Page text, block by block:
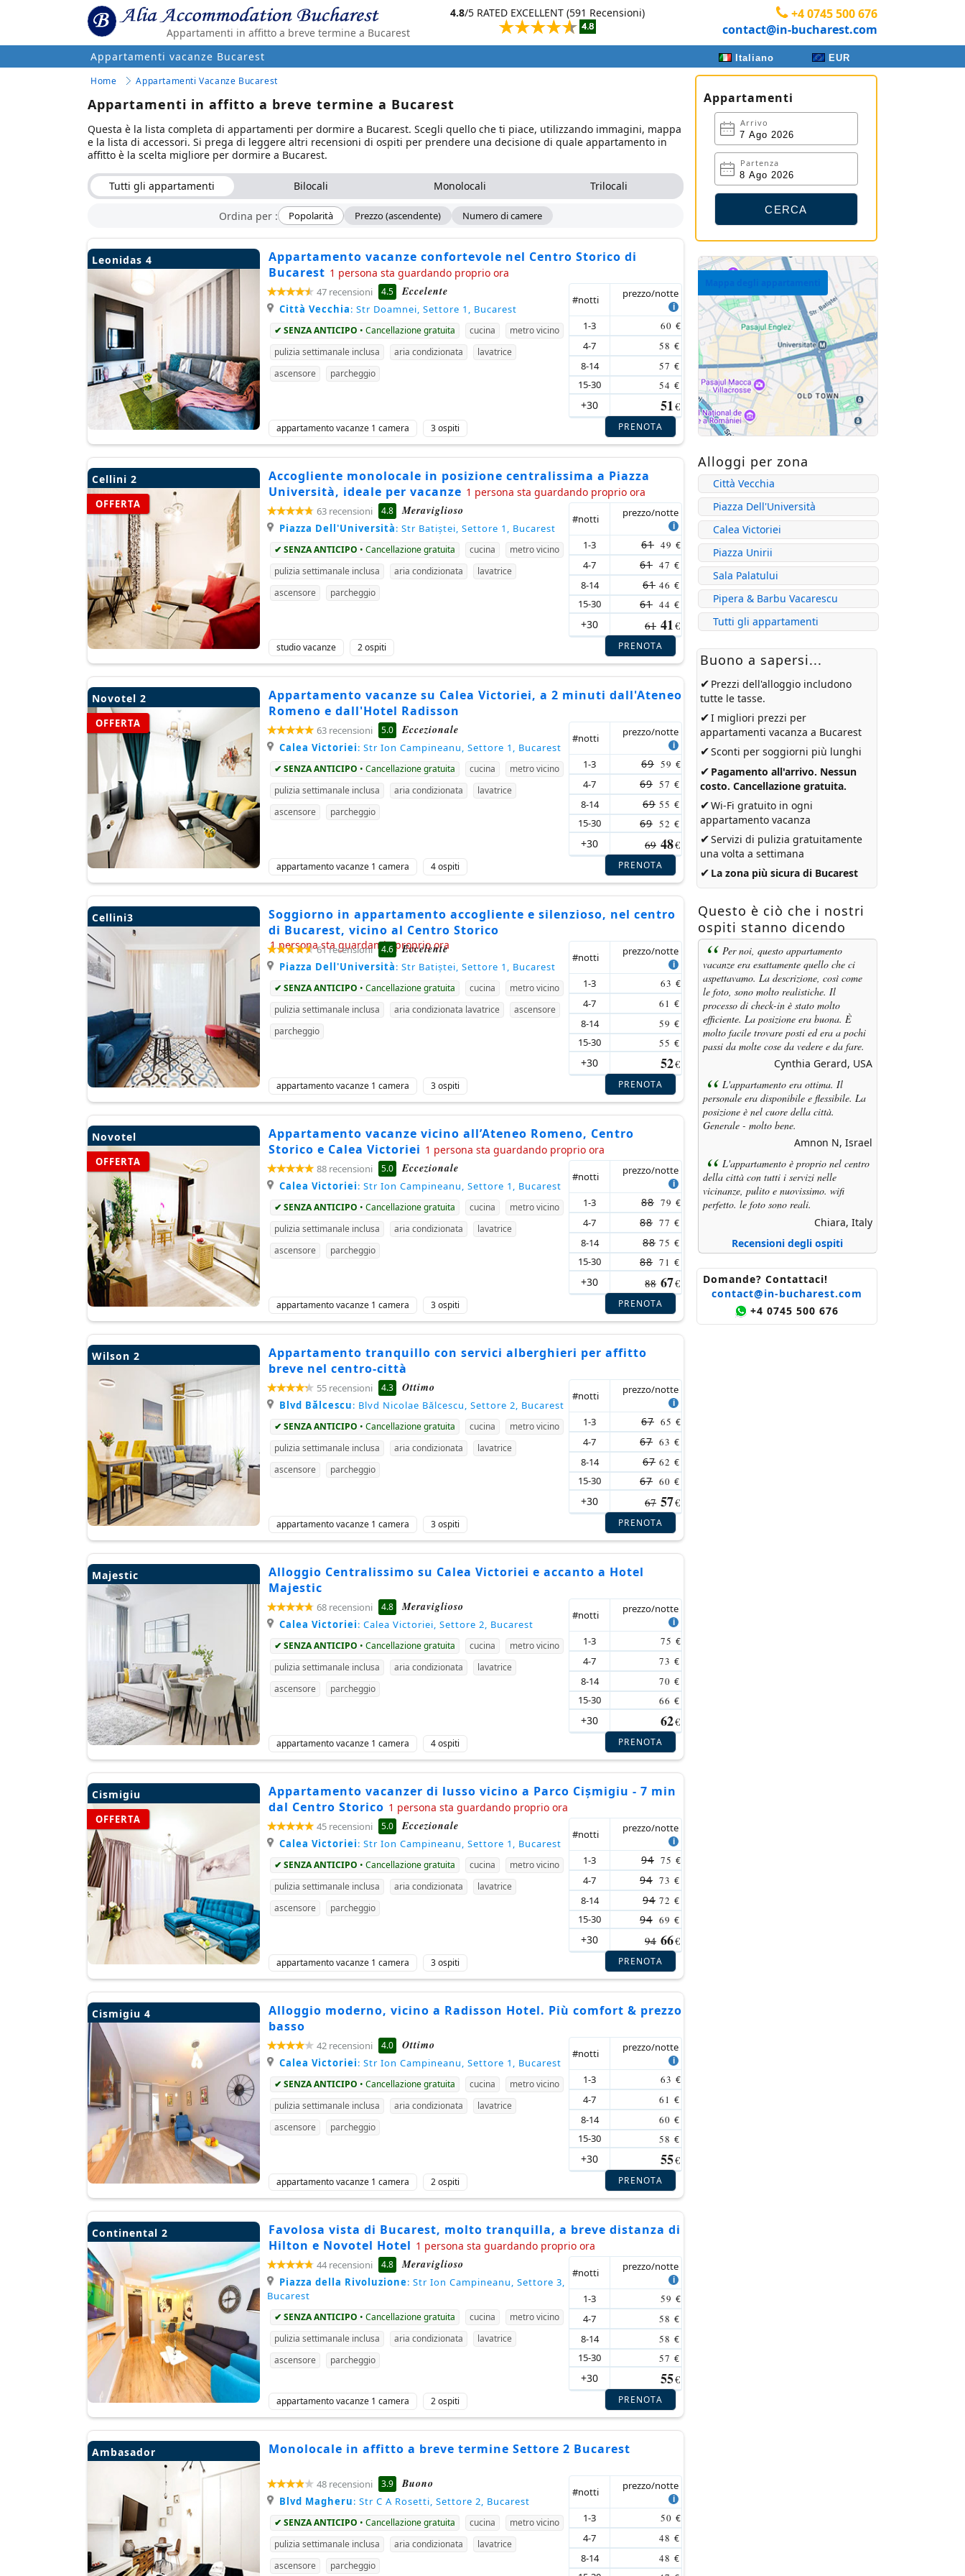
Appartamenti in affitto a breve termine a Bucarest
4.8/5 RATED EXCELLENT (591 Recensioni)
+4 0745 500 676
contact@in-bucharest.com
Appartamenti vacanze Bucarest Italiano EUR
Home Appartamenti Vacanze Bucarest
Appartamenti in affitto a breve termine a Bucarest
Questa è la lista completa di appartamenti per dormire a Bucarest. Scegli quello che ti piace, utilizzando immagini, mappa
e la lista di accessori. Si prega di leggere altri recensioni di ospiti per prendere una decisione di quale appartamento in
affitto è la scelta migliore per dormire a Bucarest.
Tutti gli appartamenti Bilocali Monolocali Trilocali
Ordina per : Popolarità Prezzo (ascendente) Numero di camere
Leonidas 4
Appartamento vacanze confortevole nel Centro Storico di
Bucarest 1 persona sta guardando proprio ora
47 recensioni 4.5 Eccelente
Città Vecchia: Str Doamnei, Settore 1, Bucarest
✔ SENZA ANTICIPO • Cancellazione gratuita cucina
metro vicino
pulizia settimanale inclusa
aria condizionata
lavatrice
ascensore
parcheggio
#notti prezzo/notte
1-3 60 €
4-7 58 €
8-14 57 €
15-30 54 €
+30 51€
appartamento vacanze 1 camera 3 ospiti PRENOTA
Cellini 2
OFFERTA
Accogliente monolocale in posizione centralissima a Piazza
Università, ideale per vacanze 1 persona sta guardando proprio ora
63 recensioni 4.8 Meraviglioso
Piazza Dell'Università: Str Batiștei, Settore 1, Bucarest
✔ SENZA ANTICIPO • Cancellazione gratuita cucina
metro vicino
pulizia settimanale inclusa
aria condizionata
lavatrice
ascensore
parcheggio
#notti prezzo/notte
1-3 61 49 €
4-7 61 47 €
8-14 61 46 €
15-30 61 44 €
+30 61 41€
studio vacanze 2 ospiti PRENOTA
Novotel 2
OFFERTA
Appartamento vacanze su Calea Victoriei, a 2 minuti dall'Ateneo
Romeno e dall'Hotel Radisson
63 recensioni 5.0 Eccezionale
Calea Victoriei: Str Ion Campineanu, Settore 1, Bucarest
✔ SENZA ANTICIPO • Cancellazione gratuita cucina
metro vicino
pulizia settimanale inclusa
aria condizionata
lavatrice
ascensore
parcheggio
#notti prezzo/notte
1-3 69 59 €
4-7 69 57 €
8-14 69 55 €
15-30 69 52 €
+30 69 48€
appartamento vacanze 1 camera 4 ospiti PRENOTA
Cellini3
Soggiorno in appartamento accogliente e silenzioso, nel centro
di Bucarest, vicino al Centro Storico
1 persona sta guardando proprio ora
61 recensioni 4.6 Eccelente
Piazza Dell'Università: Str Batiștei, Settore 1, Bucarest
✔ SENZA ANTICIPO • Cancellazione gratuita cucina
metro vicino
pulizia settimanale inclusa
aria condizionata lavatrice
ascensore
parcheggio
#notti prezzo/notte
1-3 63 €
4-7 61 €
8-14 59 €
15-30 55 €
+30 52€
appartamento vacanze 1 camera 3 ospiti PRENOTA
Novotel
OFFERTA
Appartamento vacanze vicino all’Ateneo Romeno, Centro
Storico e Calea Victoriei 1 persona sta guardando proprio ora
88 recensioni 5.0 Eccezionale
Calea Victoriei: Str Ion Campineanu, Settore 1, Bucarest
✔ SENZA ANTICIPO • Cancellazione gratuita cucina
metro vicino
pulizia settimanale inclusa
aria condizionata
lavatrice
ascensore
parcheggio
#notti prezzo/notte
1-3 88 79 €
4-7 88 77 €
8-14 88 75 €
15-30 88 71 €
+30 88 67€
appartamento vacanze 1 camera 3 ospiti PRENOTA
Wilson 2
Appartamento tranquillo con servici alberghieri per affitto
breve nel centro-città
55 recensioni 4.3 Ottimo
Blvd Bălcescu: Blvd Nicolae Bălcescu, Settore 2, Bucarest
✔ SENZA ANTICIPO • Cancellazione gratuita cucina
metro vicino
pulizia settimanale inclusa
aria condizionata
lavatrice
ascensore
parcheggio
#notti prezzo/notte
1-3 67 65 €
4-7 67 63 €
8-14 67 62 €
15-30 67 60 €
+30 67 57€
appartamento vacanze 1 camera 3 ospiti PRENOTA
Majestic
Alloggio Centralissimo su Calea Victoriei e accanto a Hotel
Majestic
68 recensioni 4.8 Meraviglioso
Calea Victoriei: Calea Victoriei, Settore 2, Bucarest
✔ SENZA ANTICIPO • Cancellazione gratuita cucina
metro vicino
pulizia settimanale inclusa
aria condizionata
lavatrice
ascensore
parcheggio
#notti prezzo/notte
1-3 75 €
4-7 73 €
8-14 70 €
15-30 66 €
+30 62€
appartamento vacanze 1 camera 4 ospiti PRENOTA
Cismigiu
OFFERTA
Appartamento vacanzer di lusso vicino a Parco Cișmigiu - 7 min
dal Centro Storico 1 persona sta guardando proprio ora
45 recensioni 5.0 Eccezionale
Calea Victoriei: Str Ion Campineanu, Settore 1, Bucarest
✔ SENZA ANTICIPO • Cancellazione gratuita cucina
metro vicino
pulizia settimanale inclusa
aria condizionata
lavatrice
ascensore
parcheggio
#notti prezzo/notte
1-3 94 75 €
4-7 94 73 €
8-14 94 72 €
15-30 94 69 €
+30 94 66€
appartamento vacanze 1 camera 3 ospiti PRENOTA
Cismigiu 4
Alloggio moderno, vicino a Radisson Hotel. Più comfort & prezzo
basso
42 recensioni 4.0 Ottimo
Calea Victoriei: Str Ion Campineanu, Settore 1, Bucarest
✔ SENZA ANTICIPO • Cancellazione gratuita cucina
metro vicino
pulizia settimanale inclusa
aria condizionata
lavatrice
ascensore
parcheggio
#notti prezzo/notte
1-3 63 €
4-7 61 €
8-14 60 €
15-30 58 €
+30 55€
appartamento vacanze 1 camera 2 ospiti PRENOTA
Continental 2
Favolosa vista di Bucarest, molto tranquilla, a breve distanza di
Hilton e Novotel Hotel 1 persona sta guardando proprio ora
44 recensioni 4.8 Meraviglioso
Piazza della Rivoluzione: Str Ion Campineanu, Settore 3,
Bucarest
✔ SENZA ANTICIPO • Cancellazione gratuita cucina
metro vicino
pulizia settimanale inclusa
aria condizionata
lavatrice
ascensore
parcheggio
#notti prezzo/notte
1-3 59 €
4-7 58 €
8-14 58 €
15-30 57 €
+30 55€
appartamento vacanze 1 camera 2 ospiti PRENOTA
Ambasador Monolocale in affitto a breve termine Settore 2 Bucarest
48 recensioni 3.9 Buono
Blvd Magheru: Str C A Rosetti, Settore 2, Bucarest
✔ SENZA ANTICIPO • Cancellazione gratuita cucina
metro vicino
pulizia settimanale inclusa
aria condizionata
lavatrice
ascensore
parcheggio
#notti prezzo/notte
1-3 50 €
4-7 48 €
8-14 48 €
Appartamenti
Arrivo
Partenza
Alloggi per zona
Città Vecchia
Piazza Dell'Università
Calea Victoriei
Piazza Unirii
Sala Palatului
Pipera & Barbu Vacarescu
Tutti gli appartamenti
Buono a sapersi...
✔ Prezzi dell'alloggio includono
tutte le tasse.
✔I migliori prezzi per
appartamenti vacanza a Bucarest
✔Sconti per soggiorni più lunghi
✔ Pagamento all'arrivo. Nessun
costo. Cancellazione gratuita.
✔Wi-Fi gratuito in ogni
appartamento vacanza
✔Servizi di pulizia gratuitamente
una volta a settimana
✔ La zona più sicura di Bucarest
Questo è ciò che i nostri
ospiti stanno dicendo
Per noi, questo appartamento
vacanze era esattamente quello che ci
aspettavamo. La descrizione, così come
le foto, sono molto realistiche. Il
processo di check-in è stato molto
efficiente. La posizione era buona. È
molto facile trovare posti ed era a pochi
passi da molte cose da vedere e da fare.
Cynthia Gerard, USA
L'appartamento era ottima. Il
personale era disponibile e flessibile. La
posizione è nel cuore della città.
Generale - molto bene.
Amnon N, Israel
L'appartamento è proprio nel centro
della città con tutti i servizi nelle
vicinanze, pulito e nuovissimo. wifi
perfetto. le foto sono reali.
Chiara, Italy
Recensioni degli ospiti
Domande? Contattaci!
contact@in-bucharest.com
+4 0745 500 676